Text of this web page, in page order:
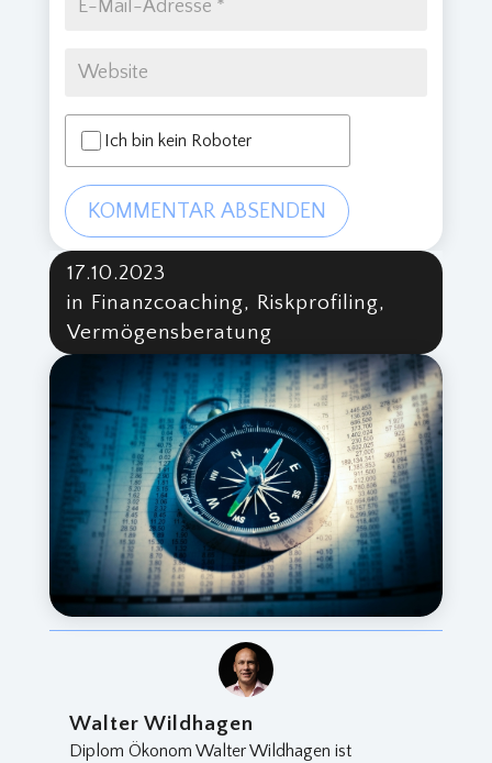
17.10.2023
in Finanzcoaching, Riskprofiling,
Vermögensberatung
Walter Wildhagen
Diplom Ökonom Walter Wildhagen ist
Ich bin kein Roboter
KOMMENTAR ABSENDEN